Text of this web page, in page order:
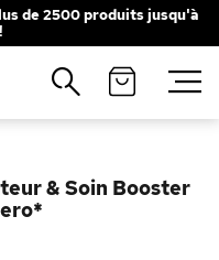
de 2500 produits jusqu'à
& Soin Booster
Fermer